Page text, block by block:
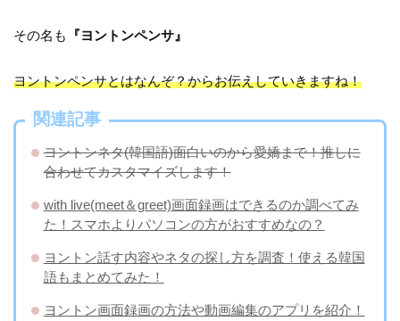
その名も 『ヨントンペンサ』
ヨントンペンサとはなんぞ？からお伝えしていきますね！
関連記事
ヨントンネタ(韓国語)面白いのから愛嬌まで！推しに
合わせてカスタマイズします！
with live(meet＆greet)画面録画はできるのか調べてみ
た！スマホよりパソコンの方がおすすめなの？
ヨントン話す内容やネタの探し方を調査！使える韓国
語もまとめてみた！
ヨントン画面録画の方法や動画編集のアプリを紹介！